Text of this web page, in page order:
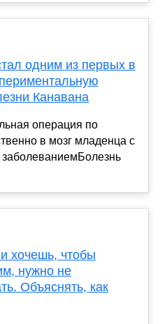
одним из первых в
Канавана
операция по
в мозг младенца с
хочешь, чтобы
нужно не
Объяснять, как